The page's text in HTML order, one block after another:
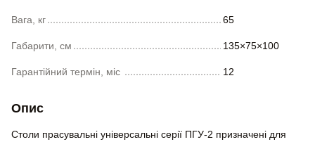
Вага, кг 65
Габарити, см 135×75×100
Гарантійний термін, міс 12
Опис
Столи прасувальні універсальні серії ПГУ-2 призначені для